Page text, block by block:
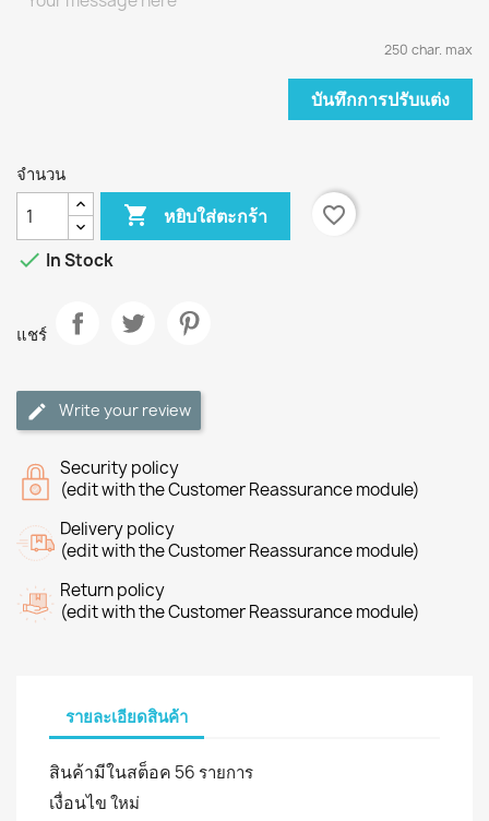
250 char. max
บันทึกการปรับแต่ง
จำนวน
 หยิบใส่ตะกร้า
favorite_border
 In Stock
แชร์
Write your review
Security policy
(edit with the Customer Reassurance module)
Delivery policy
(edit with the Customer Reassurance module)
Return policy
(edit with the Customer Reassurance module)
รายละเอียดสินค้า
สินค้ามีในสต็อค 56 รายการ
เงื่อนไขใหม่